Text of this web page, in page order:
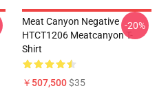
Meat Canyon Negative
HTCT1206 Meatcanyon T-
Shirt
￥507,500$35
-20%